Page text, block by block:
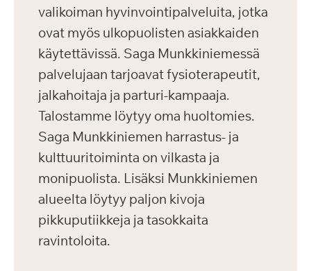
valikoiman hyvinvointipalveluita, jotka
ovat myös ulkopuolisten asiakkaiden
käytettävissä. Saga Munkkiniemessä
palvelujaan tarjoavat fysioterapeutit,
jalkahoitaja ja parturi-kampaaja.
Talostamme löytyy oma huoltomies.
Saga Munkkiniemen harrastus- ja
kulttuuritoiminta on vilkasta ja
monipuolista. Lisäksi Munkkiniemen
alueelta löytyy paljon kivoja
pikkuputiikkeja ja tasokkaita
ravintoloita.